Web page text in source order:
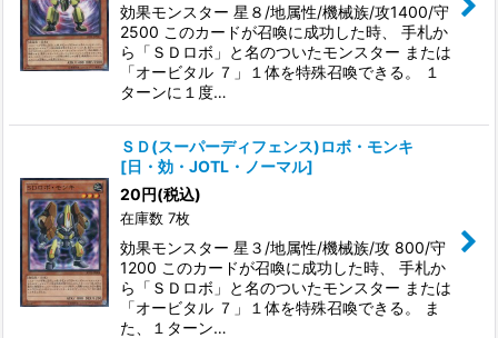
効果モンスター 星８/地属性/機械族/攻1400/守
2500 このカードが召喚に成功した時、 手札か
ら「ＳＤロボ」と名のついたモンスター または
「オービタル ７」１体を特殊召喚できる。 １
ターンに１度…
ＳＤ(スーパーディフェンス)ロボ・モンキ
[日・効・JOTL・ノーマル]
20円(税込)
在庫数 7枚
効果モンスター 星３/地属性/機械族/攻 800/守
1200 このカードが召喚に成功した時、 手札か
ら「ＳＤロボ」と名のついたモンスター または
「オービタル ７」１体を特殊召喚できる。 ま
た、１ターン…